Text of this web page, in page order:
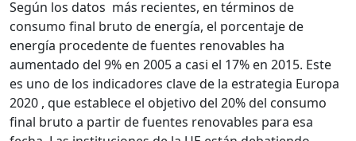
Según los datos más recientes, en términos de
consumo final bruto de energía, el porcentaje de
energía procedente de fuentes renovables ha
aumentado del 9% en 2005 a casi el 17% en 2015. Este
es uno de los indicadores clave de la estrategia Europa
2020 , que establece el objetivo del 20% del consumo
final bruto a partir de fuentes renovables para esa